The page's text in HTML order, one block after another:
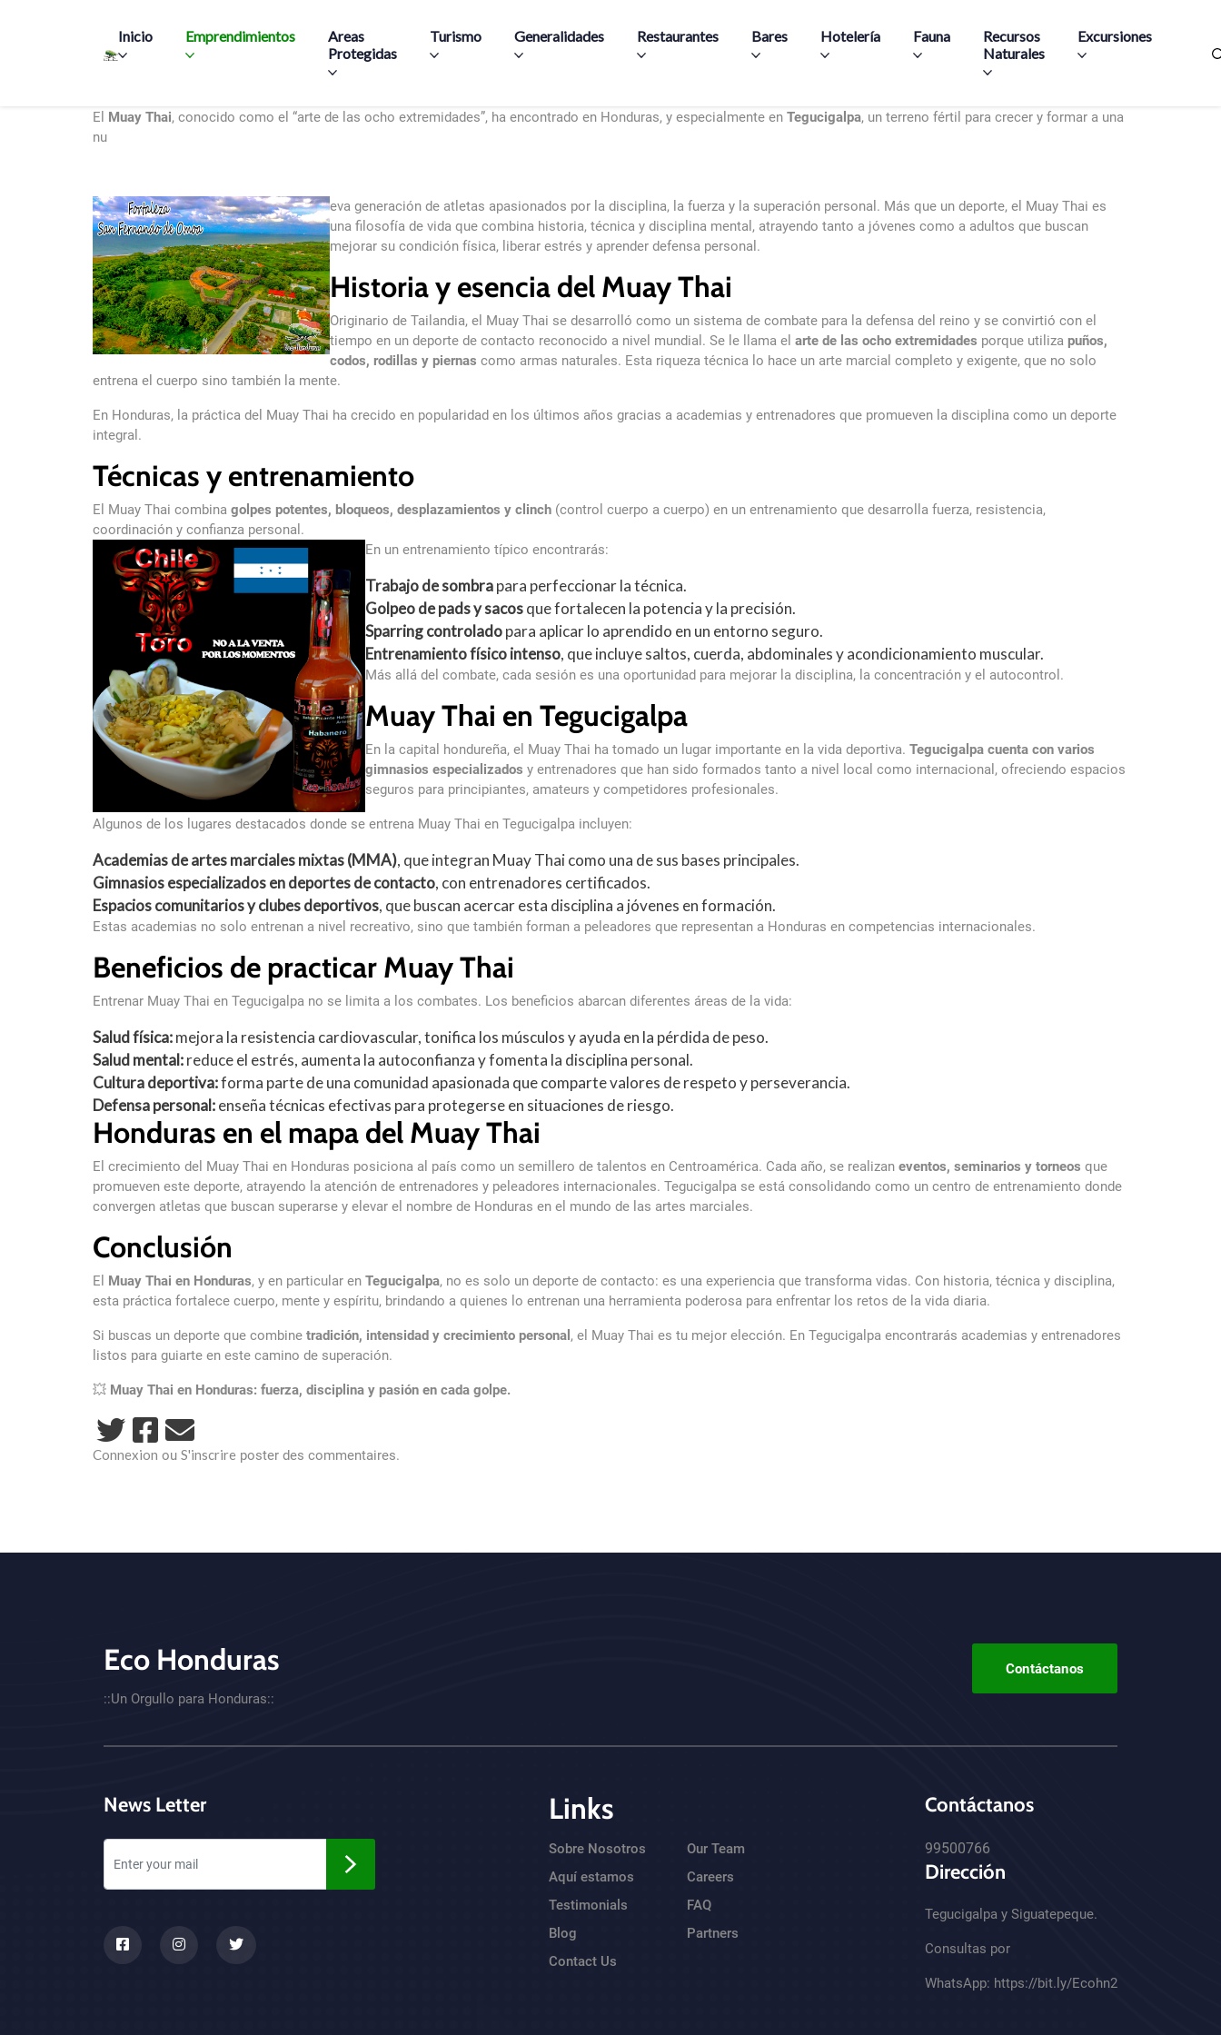
Inicio Emprendimientos
Areas
Protegidas
Turismo Generalidades Restaurantes Bares Hotelería Fauna
Recursos
Naturales
Excursiones
El Muay Thai, conocido como el “arte de las ocho extremidades”, ha encontrado en Honduras, y especialmente en Tegucigalpa, un terreno fértil para crecer y formar a una
nu
eva generación de atletas apasionados por la disciplina, la fuerza y lasuperación personal. Más que un deporte, el Muay Thai es
una filosofía de vida que combina historia, técnica y disciplina mental, atrayendo tanto a jóvenes como a adultos que buscan
mejorar su condición física, liberar estrés y aprender defensa personal.
Historia y esencia del Muay Thai
Originario de Tailandia, el Muay Thai se desarrolló como un sistema de combate para la defensa del reino y se convirtió con el
tiempo en un deporte de contacto reconocido a nivel mundial. Se le llama el arte de las ocho extremidades porque utiliza puños,
codos, rodillas y piernas como armas naturales. Esta riqueza técnica lo hace un arte marcial completo y exigente, que no solo
entrena el cuerpo sino también la mente.
En Honduras, la práctica del Muay Thai ha crecido en popularidad en los últimos años gracias a academias y entrenadores que promueven la disciplina como un deporte
integral.
Técnicas y entrenamiento
El Muay Thai combina golpes potentes, bloqueos, desplazamientos y clinch (control cuerpo a cuerpo) en un entrenamiento que desarrolla fuerza, resistencia,
coordinación y confianza personal.
En un entrenamiento típico encontrarás:
Trabajo de sombrapara perfeccionar la técnica.
Golpeo de pads y sacosque fortalecen la potencia y la precisión.
Sparring controladopara aplicar lo aprendido en un entorno seguro.
Entrenamiento físico intenso, que incluye saltos, cuerda, abdominales y acondicionamiento muscular.
Más allá del combate, cada sesión es una oportunidad para mejorar la disciplina, la concentración y el autocontrol.
Muay Thai en Tegucigalpa
En la capital hondureña, el Muay Thai ha tomado un lugar importante en la vida deportiva. Tegucigalpa cuenta con varios
gimnasios especializados y entrenadores que han sido formados tanto a nivel local como internacional, ofreciendo espacios
seguros para principiantes, amateurs y competidores profesionales.
Algunos de los lugares destacados donde se entrena Muay Thai en Tegucigalpa incluyen:
Academias de artes marciales mixtas (MMA), que integran Muay Thai como una de sus bases principales.
Gimnasios especializados en deportes de contacto, con entrenadores certificados.
Espacios comunitarios y clubes deportivos, que buscan acercar esta disciplina a jóvenes en formación.
Estas academias no solo entrenan a nivel recreativo, sino que también forman a peleadores que representan a Honduras en competencias internacionales.
Beneficios de practicar Muay Thai
Entrenar Muay Thai en Tegucigalpa no se limita a los combates. Los beneficios abarcan diferentes áreas de la vida:
Salud física:mejora la resistencia cardiovascular, tonifica los músculos y ayuda en la pérdida de peso.
Salud mental:reduce el estrés, aumenta la autoconfianza y fomenta la disciplina personal.
Cultura deportiva:forma parte de una comunidad apasionada que comparte valores de respeto y perseverancia.
Defensa personal:enseña técnicas efectivas para protegerse en situaciones de riesgo.
Honduras en el mapa del Muay Thai
El crecimiento del Muay Thai en Honduras posiciona al país como un semillero de talentos en Centroamérica. Cada año, se realizan eventos, seminarios y torneos que
promueven este deporte, atrayendo la atención de entrenadores y peleadores internacionales. Tegucigalpa se está consolidando como un centro de entrenamiento donde
convergen atletas que buscan superarse y elevar el nombre de Honduras en el mundo de las artes marciales.
Conclusión
El Muay Thai en Honduras, y en particular en Tegucigalpa, no es solo un deporte de contacto: es una experiencia que transforma vidas. Con historia, técnica y disciplina,
esta práctica fortalece cuerpo, mente y espíritu, brindando a quienes lo entrenan una herramienta poderosa para enfrentar los retos de la vida diaria.
Si buscas un deporte que combine tradición, intensidad y crecimiento personal , el Muay Thai es tu mejor elección. En Tegucigalpa encontrarás academias y entrenadores
listos para guiarte en este camino de superación.
💥 Muay Thai en Honduras: fuerza, disciplina y pasión en cada golpe.
Connexion ou S'inscrire poster des commentaires.
CTA - Footer
Eco Honduras
::Un Orgullo para Honduras::
Contáctanos
News Letter Links
Sobre Nosotros
Aquí estamos
Testimonials
Blog
Contact Us
Our Team
Careers
FAQ
Partners
Contáctanos
99500766
Dirección
Tegucigalpa y Siguatepeque.
Consultas por
WhatsApp: https://bit.ly/Ecohn2